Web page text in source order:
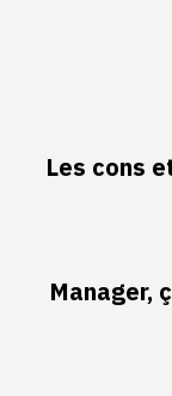
Les cons
Manager,